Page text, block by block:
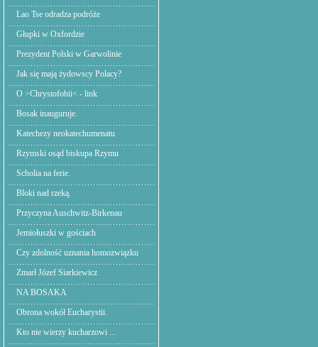
Lao Tse odradza podróże
Głupki w Oxfordzie
Prezydent Polski w Garwolinie
Jak się mają żydowscy Polacy?
O >Chrystofobii< - link
Bosak inauguruje.
Katechezy neokatechumenatu
Rzymski osąd biskupa Rzymu
Scholia na ferie.
Bloki nad rzeką.
Przyczyna Auschwitz-Birkenau
Jemiołuszki w gościach
Czy zdolność uznania homozwiązku
Zmarł Józef Siarkiewicz
NA BOSAKA
Obrona wokół Eucharystii.
Kto nie wierzy kucharzowi ...